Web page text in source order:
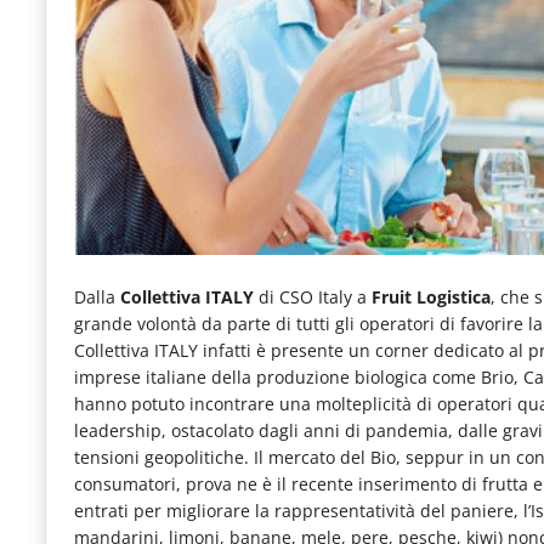
e
articoli
quotidiani
sul
mondo
dell'alimentazione,
dei
consumi
fuoricasa,
del
Food
Service
e
tutte
Dalla Collettiva ITALY di CSO Italy a Fruit Logistica, che
grande volontà da parte di tutti gli operatori di favorire
Collettiva ITALY infatti è presente un corner dedicato al
imprese italiane della produzione biologica come Brio,
hanno potuto incontrare una molteplicità di operatori
leadership, ostacolato dagli anni di pandemia, dalle
tensioni geopolitiche. Il mercato del Bio, seppur in un
consumatori, prova ne è il recente inserimento di frutta
entrati per migliorare la rappresentatività del paniere,
mandarini, limoni, banane, mele, pere, pesche, kiwi)